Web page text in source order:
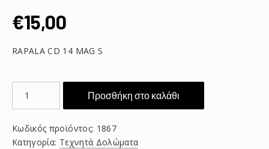
€15,00
RAPALA CD 14 MAG S
MAG
S
Προσθήκη στο καλάθι
Κωδικός προϊόντος: 1867
Κατηγορία: Τεχνητά Δολώματα